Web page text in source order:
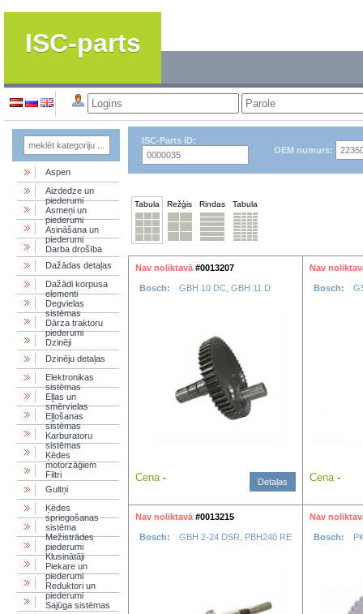
ISC-parts
Aspen
Aizdedze un
piederumi
Asmeņi un
piederumi
Asināšana un
piederumi
Darba drošība
Dažādas detaļas
Dažādi korpusa
elementi
Degvielas
sistēmas
Dārza traktoru
piederumi
Dzinēji
Dzinēju detaļas
Elektronikas
sistēmas
Eļļas un
smērvielas
Eļļošanas
sistēmas
Karburatoru
sistēmas
Ķēdes
motorzāģiem
Filtri
Gultņi
Ķēdes
spriegošanas
sistēma
Mežistrādes
piederumi
Klusinātāji
Piekare un
piederumi
Reduktori un
piederumi
Sajūga sistēmas
ISC-Parts ID:
OEM numurs:
Tabula Režģis Rindas Tabula
Nav noliktavā #0013207
Bosch: GBH 10 DC, GBH 11 D
Cena - Detaļas
Nav
Bosch:
Cena -
Nav noliktavā #0013215
Bosch: GBH 2-24 DSR, PBH240 RE
Nav
Bosch: